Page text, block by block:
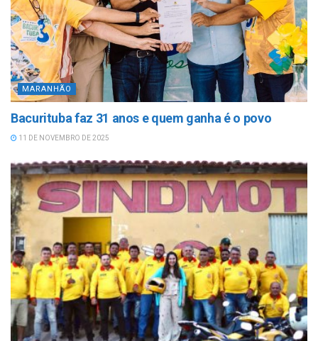
MARANHÃO
Bacurituba faz 31 anos e quem ganha é o povo
11 DE NOVEMBRO DE 2025